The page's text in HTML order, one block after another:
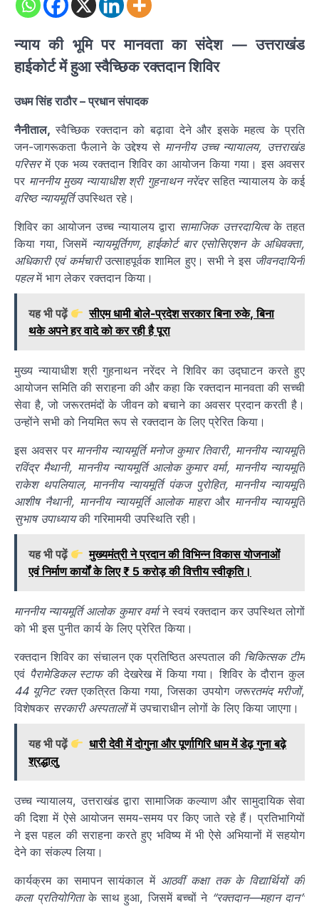
न्याय की भूमि पर मानवता का संदेश — उत्तराखंड
हाईकोर्ट में हुआ स्वैच्छिक रक्तदान शिविर
उधम सिंह राठौर – प्रधान संपादक
नैनीताल,स्वैच्छिक रक्तदान को बढ़ावा देने और इसके महत्व के प्रति
जन-जागरूकता फैलाने के उद्देश्य से माननीय उच्च न्यायालय, उत्तराखंड
परिसरमें एक भव्य रक्तदान शिविर का आयोजन किया गया। इस अवसर
पर माननीय मुख्य न्यायाधीश श्री गुहनाथन नरेंदरसहित न्यायालय के कई
वरिष्ठ न्यायमूर्तिउपस्थित रहे।
शिविर का आयोजन उच्च न्यायालय द्वारा सामाजिक उत्तरदायित्वके तहत
किया गया, जिसमें न्यायमूर्तिगण, हाईकोर्ट बार एसोसिएशन के अधिवक्ता,
अधिकारी एवं कर्मचारीउत्साहपूर्वक शामिल हुए। सभी ने इस जीवनदायिनी
पहलमें भाग लेकर रक्तदान किया।
यह भी पढ़ें
सीएम धामी बोले-प्रदेश सरकार बिना रुके, बिना
थके अपने हर वादे को कर रही है पूरा
मुख्य न्यायाधीश श्री गुहनाथन नरेंदर ने शिविर का उद्घाटन करते हुए
आयोजन समिति की सराहना की और कहा कि रक्तदान मानवता की सच्ची
सेवा है, जो जरूरतमंदों के जीवन को बचाने का अवसर प्रदान करती है।
उन्होंने सभी को नियमित रूप से रक्तदान के लिए प्रेरित किया।
इस अवसर पर माननीय न्यायमूर्ति मनोज कुमार तिवारी, माननीय न्यायमूर्ति
रविंद्र मैथानी, माननीय न्यायमूर्ति आलोक कुमार वर्मा, माननीय न्यायमूर्ति
राकेश थपलियाल, माननीय न्यायमूर्ति पंकज पुरोहित, माननीय न्यायमूर्ति
आशीष नैथानी, माननीय न्यायमूर्ति आलोक माहराऔर माननीय न्यायमूर्ति
सुभाष उपाध्यायकी गरिमामयी उपस्थिति रही।
यह भी पढ़ें
मुख्यमंत्री ने प्रदान की विभिन्न विकास योजनाओं
एवं निर्माण कार्यों के लिए ₹ 5 करोड़ की वित्तीय स्वीकृति।
माननीय न्यायमूर्ति आलोक कुमार वर्माने स्वयं रक्तदान कर उपस्थित लोगों
को भी इस पुनीत कार्य के लिए प्रेरित किया।
रक्तदान शिविर का संचालन एक प्रतिष्ठित अस्पताल की चिकित्सक टीम
एवं पैरामेडिकल स्टाफकी देखरेख में किया गया। शिविर के दौरान कुल
44 यूनिट रक्तएकत्रित किया गया, जिसका उपयोग जरूरतमंद मरीजों,
विशेषकर सरकारी अस्पतालोंमें उपचाराधीन लोगों के लिए किया जाएगा।
यह भी पढ़ें
धारी देवी में दोगुना और पूर्णागिरि धाम में डेढ़ गुना बढ़े
श्रद्धालु
उच्च न्यायालय, उत्तराखंड द्वारा सामाजिक कल्याण और सामुदायिक सेवा
की दिशा में ऐसे आयोजन समय-समय पर किए जाते रहे हैं। प्रतिभागियों
ने इस पहल की सराहना करते हुए भविष्य में भी ऐसे अभियानों में सहयोग
देने का संकल्प लिया।
कार्यक्रम का समापन सायंकाल में आठवीं कक्षा तक के विद्यार्थियों की
कला प्रतियोगिताके साथ हुआ, जिसमें बच्चों ने “रक्तदान—महान दान”